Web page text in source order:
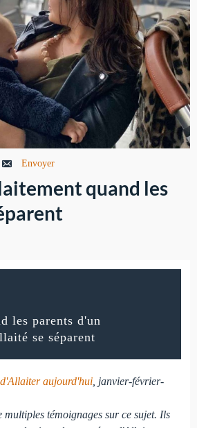
Envoyer
quand les
les parents d'un
se séparent
aujourd'hui, janvier-février-
multiples témoignages sur ce sujet. Ils